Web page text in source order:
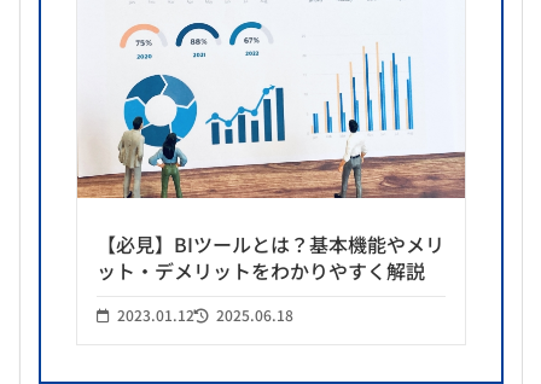
【必見】BIツールとは？基本機能やメリ
ット・デメリットをわかりやすく解説
2023.01.12 2025.06.18